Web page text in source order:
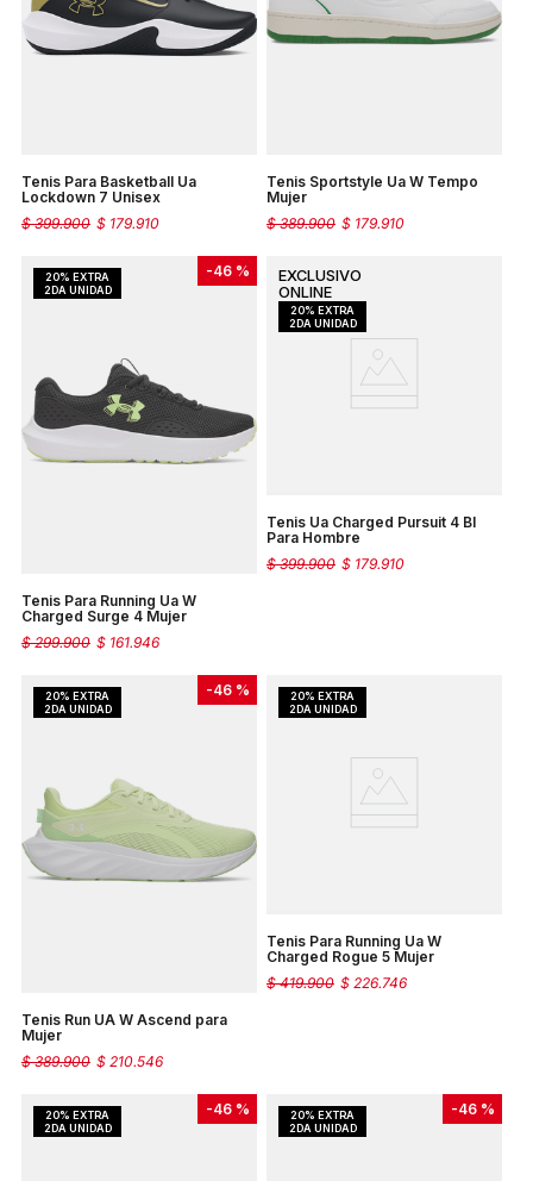
Tenis Para Basketball Ua
Lockdown 7 Unisex
$ 179.910
$ 399.900
Tenis Sportstyle Ua W Tempo
Mujer
$ 179.910
$ 389.900
-46 %
Tenis Para Running Ua W
Charged Surge 4 Mujer
$ 161.946
$ 299.900
Tenis Ua Charged Pursuit 4 Bl
Para Hombre
$ 179.910
$ 399.900
-46 %
Tenis Run UA W Ascend para
Mujer
$ 210.546
$ 389.900
Tenis Para Running Ua W
Charged Rogue 5 Mujer
$ 226.746
$ 419.900
-46 % -46 %